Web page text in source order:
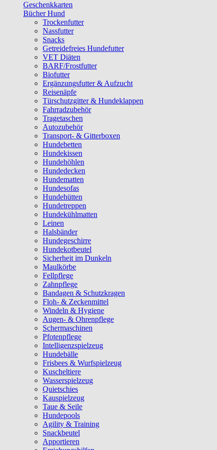
Geschenkkarten
Bücher Hund
Trockenfutter
Nassfutter
Snacks
Getreidefreies Hundefutter
VET Diäten
BARF/Frostfutter
Biofutter
Ergänzungsfutter & Aufzucht
Reisenäpfe
Türschutzgitter & Hundeklappen
Fahrradzubehör
Tragetaschen
Autozubehör
Transport- & Gitterboxen
Hundebetten
Hundekissen
Hundehöhlen
Hundedecken
Hundematten
Hundesofas
Hundehütten
Hundetreppen
Hundekühlmatten
Leinen
Halsbänder
Hundegeschirre
Hundekotbeutel
Sicherheit im Dunkeln
Maulkörbe
Fellpflege
Zahnpflege
Bandagen & Schutzkragen
Floh- & Zeckenmittel
Windeln & Hygiene
Augen- & Ohrenpflege
Schermaschinen
Pfotenpflege
Intelligenzspielzeug
Hundebälle
Frisbees & Wurfspielzeug
Kuscheltiere
Wasserspielzeug
Quietschies
Kauspielzeug
Taue & Seile
Hundepools
Agility & Training
Snackbeutel
Apportieren